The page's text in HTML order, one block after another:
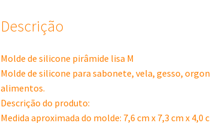
Descrição
Molde de silicone pirâmide lisa M
Molde de silicone para sabonete, vela, gesso,
alimentos.
Descrição do produto:
Medida aproximada do molde: 7,6 cm x 7,3 cm x 4,0